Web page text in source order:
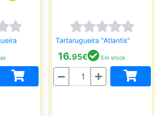
Tartarugueira "Atlantis"
16.95€ Em stock
Quantidade